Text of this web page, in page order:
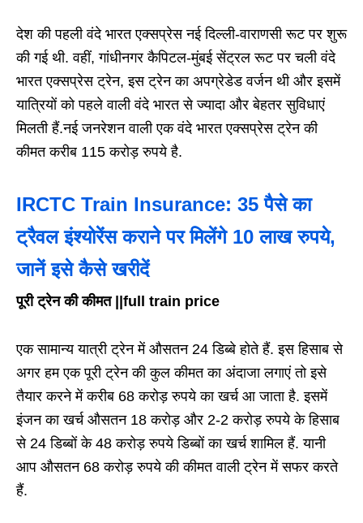
देश की पहली वंदे भारत एक्सप्रेस नई दिल्ली-वाराणसी रूट पर शुरू
की गई थी. वहीं, गांधीनगर कैपिटल-मुंबई सेंट्रल रूट पर चली वंदे
भारत एक्सप्रेस ट्रेन, इस ट्रेन का अपग्रेडेड वर्जन थी और इसमें
यात्रियों को पहले वाली वंदे भारत से ज्यादा और बेहतर सुविधाएं
मिलती हैं.नई जनरेशन वाली एक वंदे भारत एक्सप्रेस ट्रेन की
कीमत करीब 115 करोड़ रुपये है.
IRCTC Train Insurance: 35 पैसे का
ट्रैवल इंश्योरेंस कराने पर मिलेंगे 10 लाख रुपये,
जानें इसे कैसे खरीदें
पूरी ट्रेन की कीमत ||full train price
एक सामान्य यात्री ट्रेन में औसतन 24 डिब्बे होते हैं. इस हिसाब से
अगर हम एक पूरी ट्रेन की कुल कीमत का अंदाजा लगाएं तो इसे
तैयार करने में करीब 68 करोड़ रुपये का खर्च आ जाता है. इसमें
इंजन का खर्च औसतन 18 करोड़ और 2-2 करोड़ रुपये के हिसाब
से 24 डिब्बों के 48 करोड़ रुपये डिब्बों का खर्च शामिल हैं. यानी
आप औसतन 68 करोड़ रुपये की कीमत वाली ट्रेन में सफर करते
हैं.